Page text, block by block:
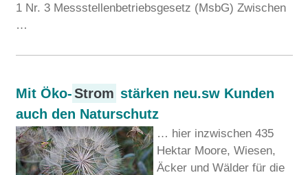
1 Nr. 3 Messstellenbetriebsgesetz (MsbG) Zwischen
…
Mit Öko-Strom stärken neu.sw Kunden
auch den Naturschutz
… hier inzwischen 435
Hektar Moore, Wiesen,
Äcker und Wälder für die